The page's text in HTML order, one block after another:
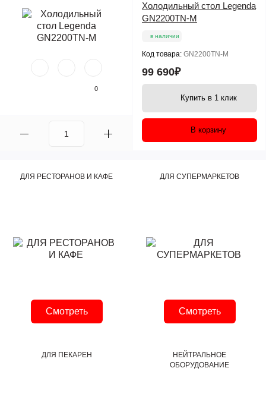
0
Холодильный стол Legenda
GN2200TN-M
в наличии
Код товара: GN2200TN-M
99 690₽
Купить в 1 клик
В корзину
ДЛЯ РЕСТОРАНОВ И КАФЕ
Смотреть
ДЛЯ СУПЕРМАРКЕТОВ
Смотреть
ДЛЯ ПЕКАРЕН
НЕЙТРАЛЬНОЕ
ОБОРУДОВАНИЕ